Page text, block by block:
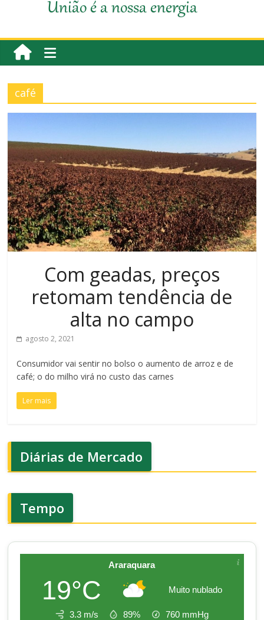
União é a nossa energia
café
Com geadas, preços
retomam tendência de
alta no campo
agosto 2, 2021
Consumidor vai sentir no bolso o aumento de arroz e de
café; o do milho virá no custo das carnes
Ler mais
Diárias de Mercado
Tempo
Araraquara
19°C Muito nublado
3.3 m/s 89% 760 mmHg